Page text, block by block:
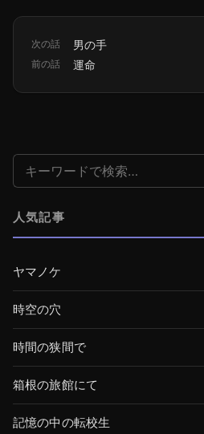
次の話 男の手
前の話 運命
検索:
人気記事
ヤマノケ
時空の穴
時間の狭間で
箱根の旅館にて
記憶の中の転校生